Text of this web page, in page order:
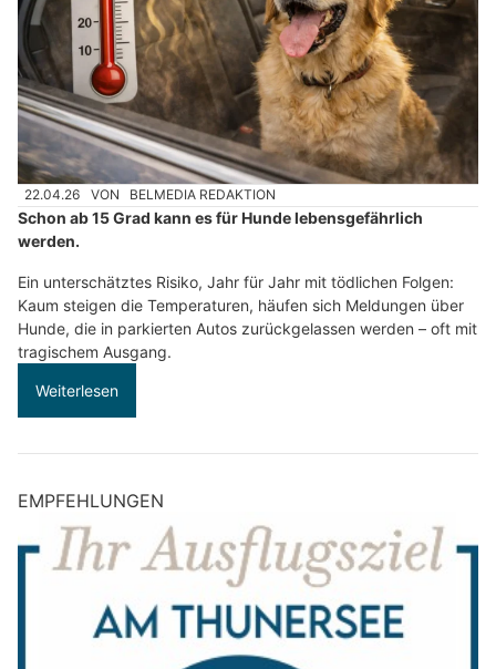
22.04.26 VON BELMEDIA REDAKTION
Schon ab 15 Grad kann es für Hunde lebensgefährlich
werden.
Ein unterschätztes Risiko, Jahr für Jahr mit tödlichen Folgen:
Kaum steigen die Temperaturen, häufen sich Meldungen über
Hunde, die in parkierten Autos zurückgelassen werden – oft mit
tragischem Ausgang.
Weiterlesen
EMPFEHLUNGEN